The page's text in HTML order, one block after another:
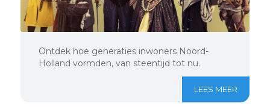
Ontdek hoe generaties inwoners Noord-
Holland vormden, van steentijd tot nu.
LEES MEER